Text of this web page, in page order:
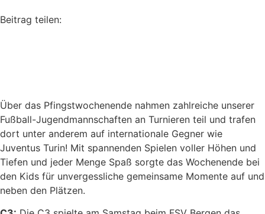
Beitrag teilen:
Über das Pfingstwochenende nahmen zahlreiche unserer
Fußball-Jugendmannschaften an Turnieren teil und trafen
dort unter anderem auf internationale Gegner wie
Juventus Turin! Mit spannenden Spielen voller Höhen und
Tiefen und jeder Menge Spaß sorgte das Wochenende bei
den Kids für unvergessliche gemeinsame Momente auf und
neben den Plätzen.